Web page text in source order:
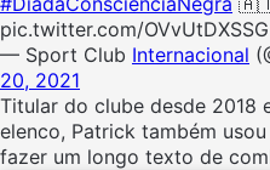
pic.twitter.com/OVvUtDXSSG
— Sport Club Internacional
20, 2021
Titular do clube desde 2018
elenco, Patrick também
fazer um longo texto de